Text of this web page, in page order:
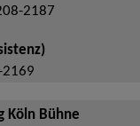
2187
Köln Bühne